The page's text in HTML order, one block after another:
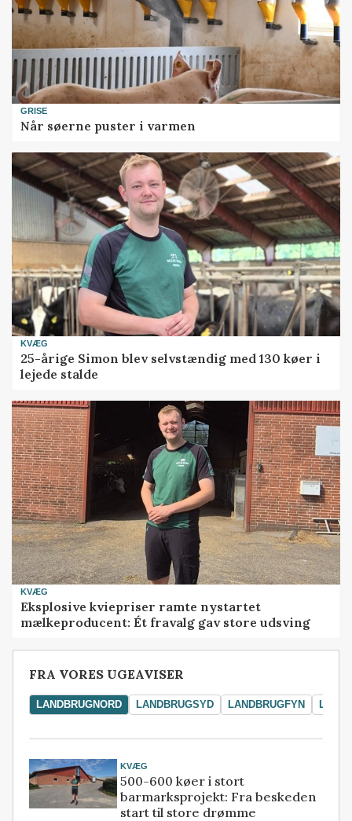
GRISE
Når søerne puster i varmen
KVÆG
25-årige Simon blev selvstændig med 130 køer i
lejede stalde
KVÆG
Eksplosive kviepriser ramte nystartet
mælkeproducent: Ét fravalg gav store udsving
FRA VORES UGEAVISER
LANDBRUGNORD LANDBRUGSYD LANDBRUGFYN
KVÆG
500-600 køer i stort
barmarksprojekt: Fra beskeden
start til store drømme